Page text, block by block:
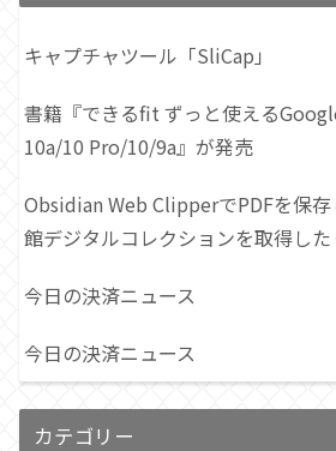
キャプチャツール「SliCap」
書籍『できるfit ずっと使える
10a/10 Pro/10/9a』が発売
Obsidian Web ClipperでPDFを保
館デジタルコレクションを取得した
今日の決済ニュース
今日の決済ニュース
カテゴリー